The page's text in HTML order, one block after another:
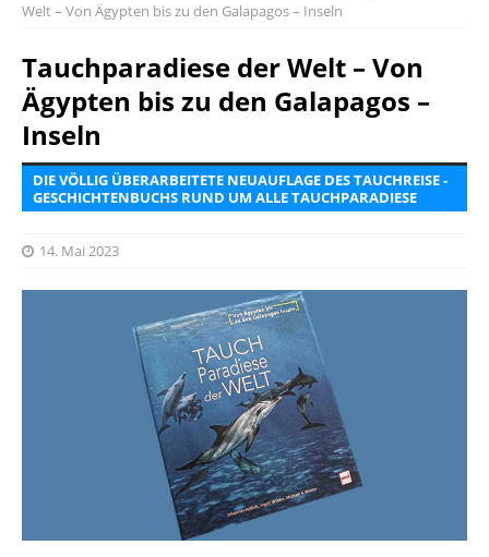
Welt – Von Ägypten bis zu den Galapagos – Inseln
Tauchparadiese der Welt – Von
Ägypten bis zu den Galapagos –
Inseln
DIE VÖLLIG ÜBERARBEITETE NEUAUFLAGE DES TAUCHREISE -
GESCHICHTENBUCHS RUND UM ALLE TAUCHPARADIESE
14. Mai 2023